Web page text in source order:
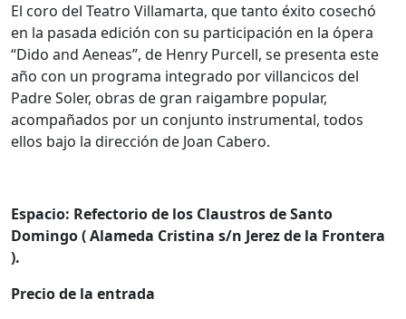
El coro del Teatro Villamarta, que tanto éxito cosechó
en la pasada edición con su participación en la ópera
“Dido and Aeneas”, de Henry Purcell, se presenta este
año con un programa integrado por villancicos del
Padre Soler, obras de gran raigambre popular,
acompañados por un conjunto instrumental, todos
ellos bajo la dirección de Joan Cabero.
Espacio: Refectorio de los Claustros de Santo
Domingo ( Alameda Cristina s/n Jerez de la Frontera
).
Precio de la entrada